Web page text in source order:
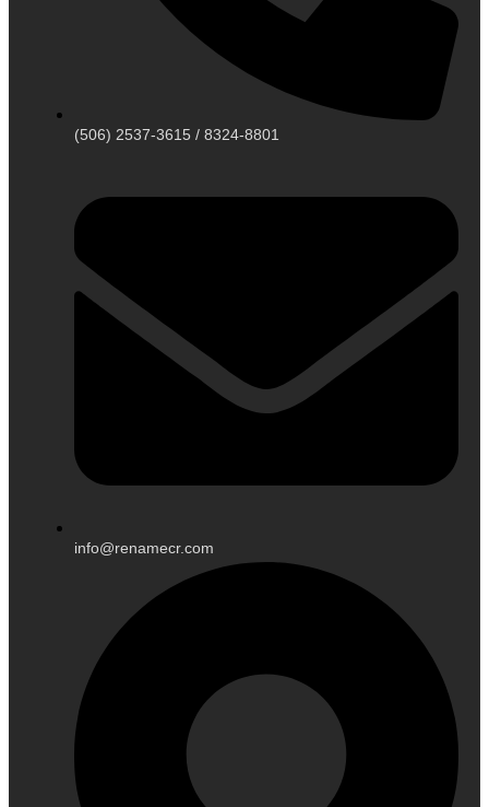
(506) 2537-3615 / 8324-8801
info@renamecr.com